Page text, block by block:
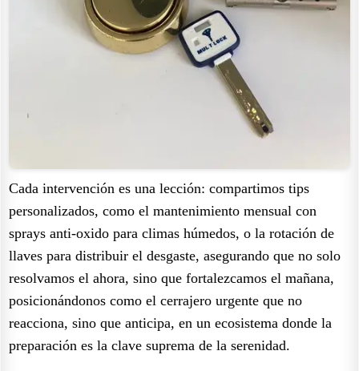
Cada intervención es una lección: compartimos tips
personalizados, como el mantenimiento mensual con
sprays anti-oxido para climas húmedos, o la rotación de
llaves para distribuir el desgaste, asegurando que no solo
resolvamos el ahora, sino que fortalezcamos el mañana,
posicionándonos como el cerrajero urgente que no
reacciona, sino que anticipa, en un ecosistema donde la
preparación es la clave suprema de la serenidad.